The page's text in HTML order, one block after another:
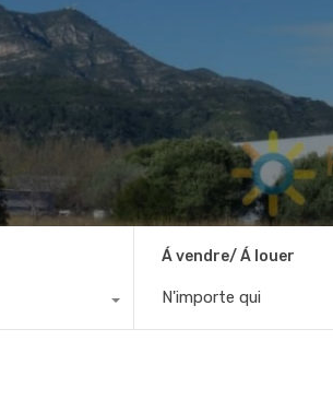
Á vendre/ Á louer
N'importe qui